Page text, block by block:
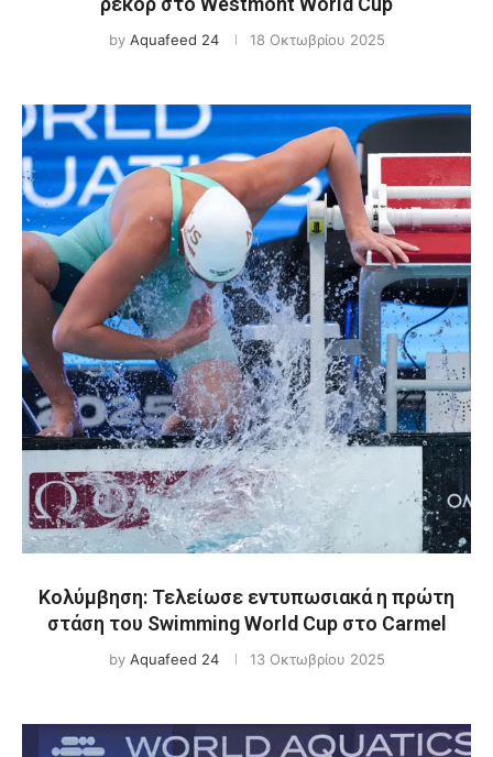
by Aquafeed 24 18 Οκτωβρίου 2025
Κολύμβηση: Τελείωσε εντυπωσιακά η πρώτη
στάση του Swimming World Cup στο Carmel
by Aquafeed 24 13 Οκτωβρίου 2025